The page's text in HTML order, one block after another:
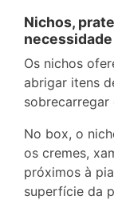
Nichos,
Os nichos
abrigar itens
sobrecarregar
No box, o
os cremes,
próximos à
superfície da